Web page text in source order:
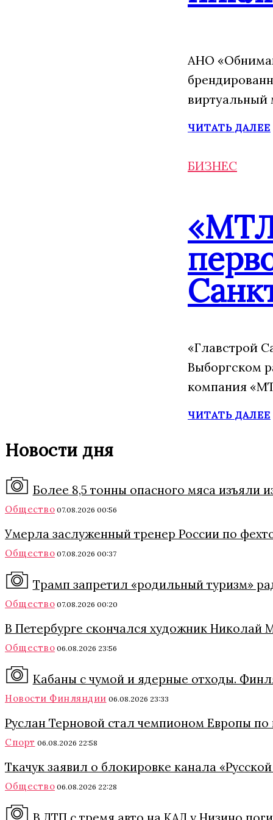
АНО
виртуальный
ЧИТАТЬ ДАЛЕЕ
БИЗНЕС
«Главстрой
Выборгском
компания
ЧИТАТЬ ДАЛЕЕ
Новости дня
Более 8,5 тонны опасного мяса изъяли
Общество 07.08.2026 00:56
Умерла заслуженный тренер России по
Общество 07.08.2026 00:37
Трамп запретил «родильный туризм»
Общество 07.08.2026 00:20
В Петербурге скончался художник Николай
Общество 06.08.2026 23:56
Кабаны с чумой и ядерные отходы.
Новости Финляндии 06.08.2026 23:33
Руслан Терновой стал чемпионом Европы
Спорт 06.08.2026 22:58
Ткачук заявил о блокировке канала
Общество 06.08.2026 22:28